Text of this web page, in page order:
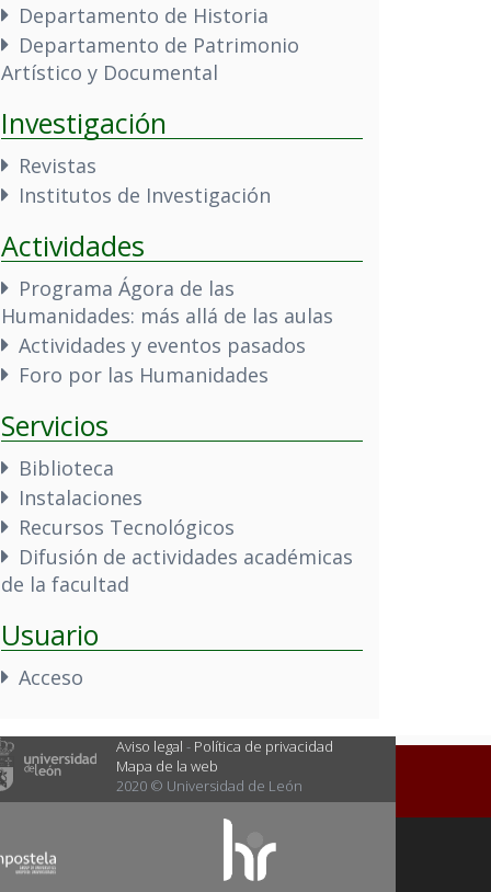
Departamento de Historia
Departamento de Patrimonio
Artístico y Documental
Investigación
Revistas
Institutos de Investigación
Actividades
Programa Ágora de las
Humanidades: más allá de las aulas
Actividades y eventos pasados
Foro por las Humanidades
Servicios
Biblioteca
Instalaciones
Recursos Tecnológicos
Difusión de actividades académicas
de la facultad
Usuario
Acceso
Aviso legal - Política de privacidad
Mapa de la web
2020 © Universidad de León